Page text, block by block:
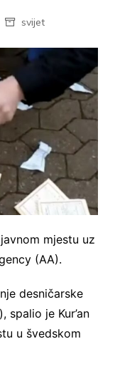
svijet
mjestu uz
(AA).
desničarske
spalio je Kur’an
u švedskom